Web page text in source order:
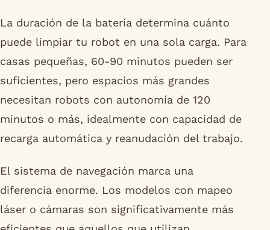
La duración de la batería determina cuánto
puede limpiar tu robot en una sola carga. Para
casas pequeñas, 60-90 minutos pueden ser
suficientes, pero espacios más grandes
necesitan robots con autonomía de 120
minutos o más, idealmente con capacidad de
recarga automática y reanudación del trabajo.
El sistema de navegación marca una
diferencia enorme. Los modelos con mapeo
láser o cámaras son significativamente más